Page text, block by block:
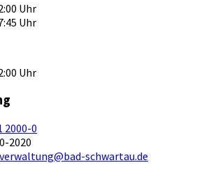
Uhr
Uhr
Uhr
2000-0
2020
schwartau.de